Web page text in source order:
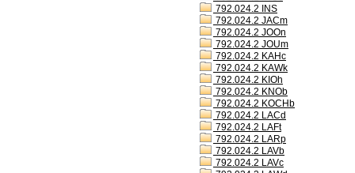
792.024.2 INS
792.024.2 JACm
792.024.2 JOOn
792.024.2 JOUm
792.024.2 KAHc
792.024.2 KAWk
792.024.2 KIOh
792.024.2 KNOb
792.024.2 KOCHb
792.024.2 LACd
792.024.2 LAFt
792.024.2 LARp
792.024.2 LAVb
792.024.2 LAVc